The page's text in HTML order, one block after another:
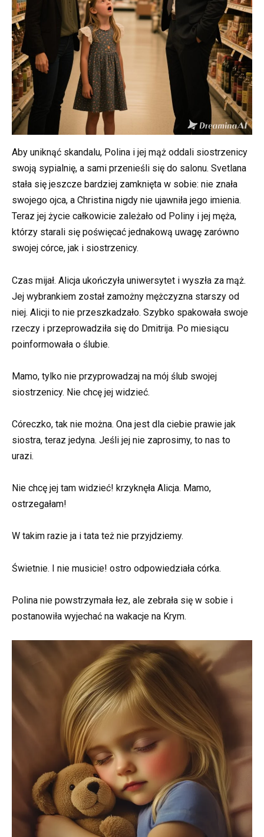
Aby uniknąć skandalu, Polina i jej mąż oddali siostrzenicy
swoją sypialnię, a sami przenieśli się do salonu. Svetlana
stała się jeszcze bardziej zamknięta w sobie: nie znała
swojego ojca, a Christina nigdy nie ujawniła jego imienia.
Teraz jej życie całkowicie zależało od Poliny i jej męża,
którzy starali się poświęcać jednakową uwagę zarówno
swojej córce, jak i siostrzenicy.
Czas mijał. Alicja ukończyła uniwersytet i wyszła za mąż.
Jej wybrankiem został zamożny mężczyzna starszy od
niej. Alicji to nie przeszkadzało. Szybko spakowała swoje
rzeczy i przeprowadziła się do Dmitrija. Po miesiącu
poinformowała o ślubie.
Mamo, tylko nie przyprowadzaj na mój ślub swojej
siostrzenicy. Nie chcę jej widzieć.
Córeczko, tak nie można. Ona jest dla ciebie prawie jak
siostra, teraz jedyna. Jeśli jej nie zaprosimy, to nas to
urazi.
Nie chcę jej tam widzieć! krzyknęła Alicja. Mamo,
ostrzegałam!
W takim razie ja i tata też nie przyjdziemy.
Świetnie. I nie musicie! ostro odpowiedziała córka.
Polina nie powstrzymała łez, ale zebrała się w sobie i
postanowiła wyjechać na wakacje na Krym.